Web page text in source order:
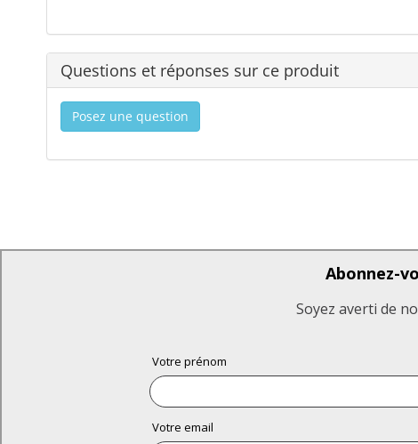
Questions et réponses sur ce produit
Posez une question